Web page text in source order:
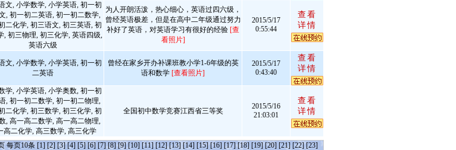
文, 小学数学, 小学英语, 初一初
, 初一初二英语, 初一初二数学,
二化学, 初三语文, 初三英语, 初
, 初三物理, 初三化学, 英语四级,
英语六级
为人开朗活泼，热心细心，英语过四六级，
曾经英语极差，但是在高中二年级通过努力
补好了英语，对英语学习有很好的经验 [查
看照片]
2015/5/17
0:55:44
查看
详情
文, 小学数学, 小学英语, 初一初
二英语
曾经在家乡开办补课班教小学1-6年级的英
语和数学 [查看照片]
2015/5/17
0:43:40
查看
详情
学, 小学英语, 小学奥数, 初一初
, 初一初二数学, 初一初二物理,
二化学, 初三数学, 初三化学, 初
, 高一高二数学, 高一高二物理,
高二化学, 高三数学, 高三化学
全国初中数学竞赛江西省三等奖
2015/5/16
21:03:01
查看
详情
每页10条 [1] [2] [3] [4] [5] [6] [7] [8] [9] [10] [11] [12] [13] [14] [15] [16] [17] [18] [19] [20] [21] [22] [23]